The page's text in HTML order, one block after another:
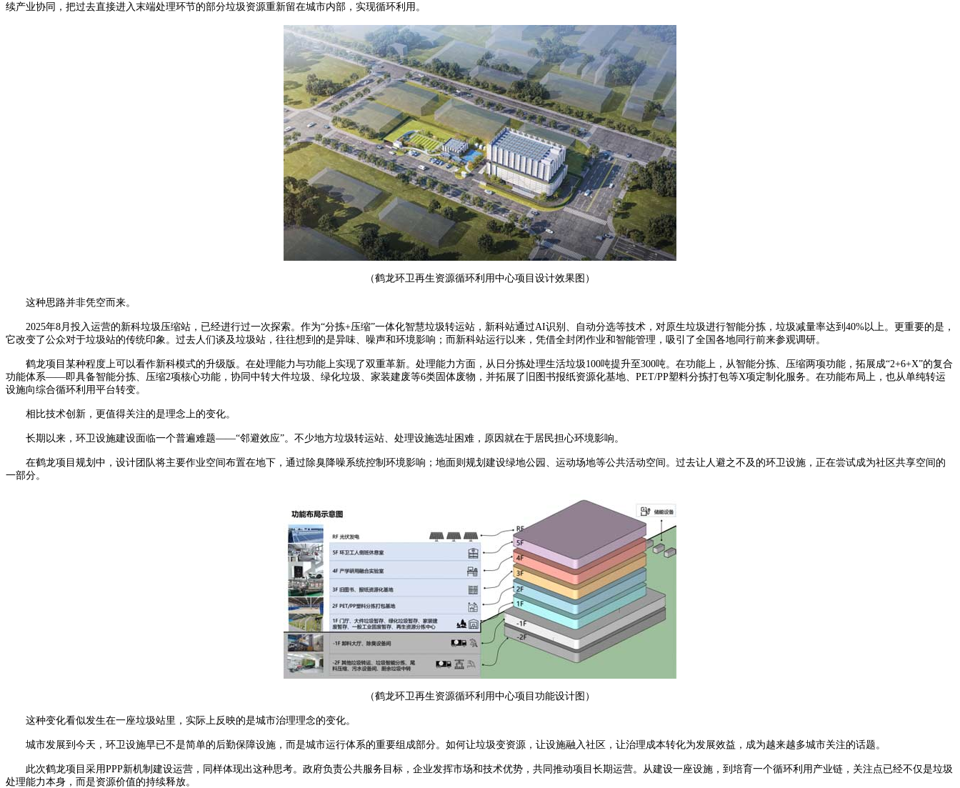
续产业协同，把过去直接进入末端处理环节的部分垃圾资源重新留在城市内部，实现循环利用。
（鹤龙环卫再生资源循环利用中心项目设计效果图）
这种思路并非凭空而来。
2025年8月投入运营的新科垃圾压缩站，已经进行过一次探索。作为“分拣+压缩”一体化智慧垃圾转运站，新科站通过AI识别、自动分选等技术，对原生垃圾进行智能分拣，垃圾减量率达到40%以上。更重要的是，
它改变了公众对于垃圾站的传统印象。过去人们谈及垃圾站，往往想到的是异味、噪声和环境影响；而新科站运行以来，凭借全封闭作业和智能管理，吸引了全国各地同行前来参观调研。
鹤龙项目某种程度上可以看作新科模式的升级版。在处理能力与功能上实现了双重革新。处理能力方面，从日分拣处理生活垃圾100吨提升至300吨。在功能上，从智能分拣、压缩两项功能，拓展成“2+6+X”的复合
功能体系——即具备智能分拣、压缩2项核心功能，协同中转大件垃圾、绿化垃圾、家装建废等6类固体废物，并拓展了旧图书报纸资源化基地、PET/PP塑料分拣打包等X项定制化服务。在功能布局上，也从单纯转运
设施向综合循环利用平台转变。
相比技术创新，更值得关注的是理念上的变化。
长期以来，环卫设施建设面临一个普遍难题——“邻避效应”。不少地方垃圾转运站、处理设施选址困难，原因就在于居民担心环境影响。
在鹤龙项目规划中，设计团队将主要作业空间布置在地下，通过除臭降噪系统控制环境影响；地面则规划建设绿地公园、运动场地等公共活动空间。过去让人避之不及的环卫设施，正在尝试成为社区共享空间的
一部分。
（鹤龙环卫再生资源循环利用中心项目功能设计图）
这种变化看似发生在一座垃圾站里，实际上反映的是城市治理理念的变化。
城市发展到今天，环卫设施早已不是简单的后勤保障设施，而是城市运行体系的重要组成部分。如何让垃圾变资源，让设施融入社区，让治理成本转化为发展效益，成为越来越多城市关注的话题。
此次鹤龙项目采用PPP新机制建设运营，同样体现出这种思考。政府负责公共服务目标，企业发挥市场和技术优势，共同推动项目长期运营。从建设一座设施，到培育一个循环利用产业链，关注点已经不仅是垃圾
处理能力本身，而是资源价值的持续释放。